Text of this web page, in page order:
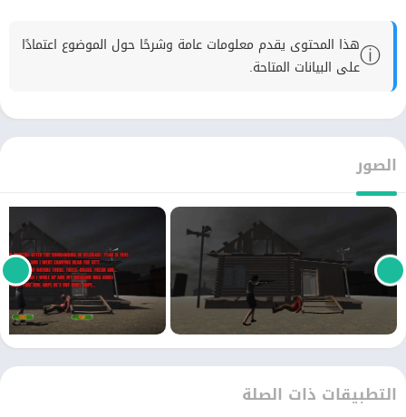
ⓘهذا المحتوى يقدم معلومات عامة وشرحًا حول الموضوع اعتمادًا
على البيانات المتاحة.
الصور
التطبيقات ذات الصلة